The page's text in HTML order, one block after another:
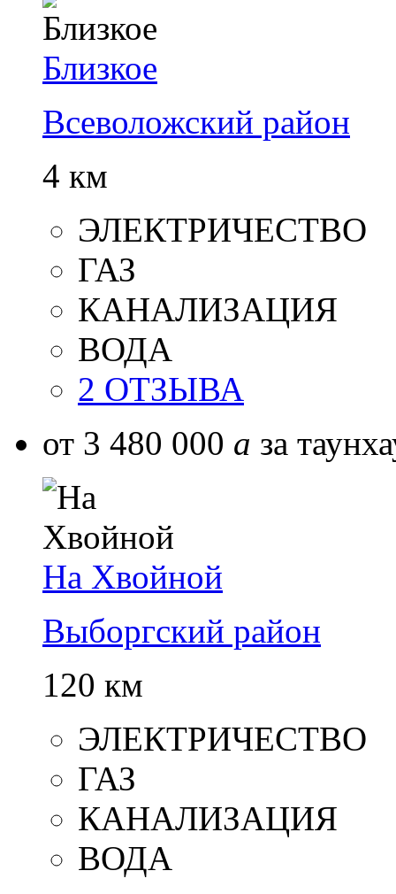
Близкое
Всеволожский район
4 км
ЭЛЕКТРИЧЕСТВО
ГАЗ
КАНАЛИЗАЦИЯ
ВОДА
2 ОТЗЫВА
от 3 480 000 a за
На Хвойной
Выборгский район
120 км
ЭЛЕКТРИЧЕСТВО
ГАЗ
КАНАЛИЗАЦИЯ
ВОДА